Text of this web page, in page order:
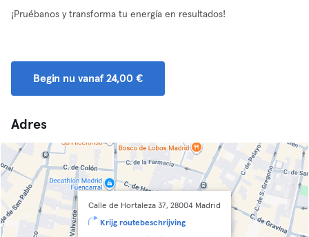
¡Pruébanos y transforma tu energía en resultados!
Begin nu vanaf 24,00 €
Adres
Calle de Hortaleza 37, 28004 Madrid
Krijg routebeschrijving